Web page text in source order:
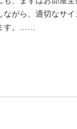
ながら、適切なサ
す。……